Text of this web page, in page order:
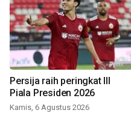
Persija raih peringkat III
Piala Presiden 2026
Kamis, 6 Agustus 2026